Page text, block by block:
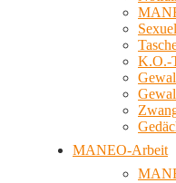
K.O.-
MANEO-Arbeit